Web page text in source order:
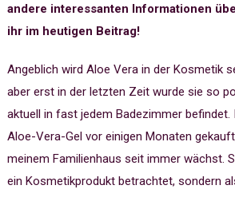
andere interessanten Informationen
ihr im heutigen Beitrag!
Angeblich wird Aloe Vera in der Kosmetik
aber erst in der letzten Zeit wurde sie so
aktuell in fast jedem Badezimmer befindet.
Aloe-Vera-Gel vor einigen Monaten
meinem Familienhaus seit immer wächst.
ein Kosmetikprodukt betrachtet, sondern